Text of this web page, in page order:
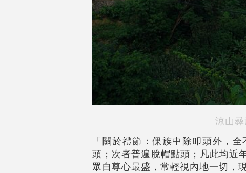
涼山
「關於禮節：倮族中除叩頭外，
頭；次者普遍脫帽點頭；凡此均近
眾自尊心最盛，常輕視內地一切，